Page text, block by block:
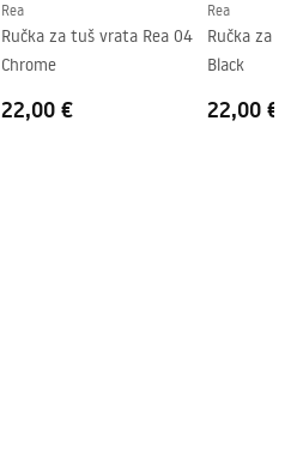
150
24 mjeseca
Rea
Ručka za tuš vrata Rea 04
Chrome
22,00 €
Rea
Ručka za
Black
22,00 €